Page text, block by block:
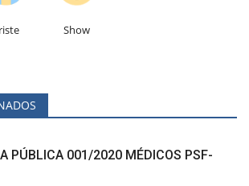
Show
PÚBLICA 001/2020 MÉDICOS PSF-